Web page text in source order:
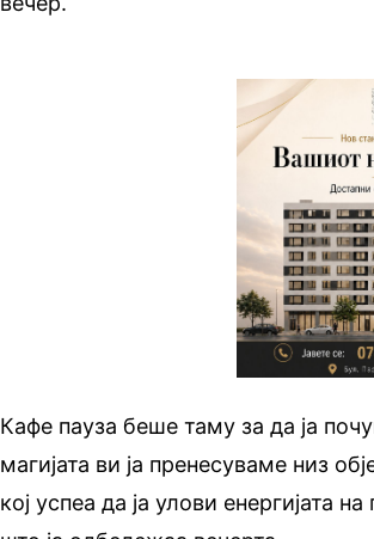
Кафе пауза беше таму за да ја
магијата ви ја пренесуваме низ
кој успеа да ја улови енергијата